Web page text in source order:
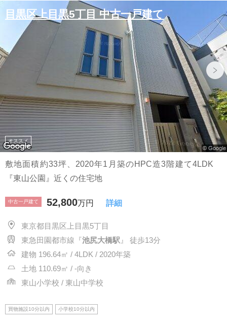
目黒区上目黒5丁目 中古一戸建て
オススメ
敷地面積約33坪、2020年1月築のHPC造3階建て4LDK
『東山公園』近くの住宅地
中古一戸建て 52,800万円 詳細
東京都目黒区上目黒5丁目
東急田園都市線『池尻大橋駅 』 徒歩13分
建物 196.64㎡ / 4LDK / 2020年築
土地 110.69㎡ / -向き
東山小学校 / 東山中学校
買物施設10分以内 小学校10分以内